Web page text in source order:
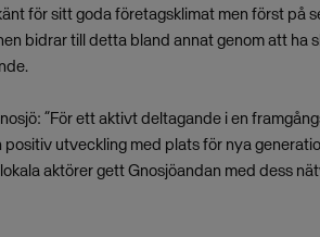
för sitt goda företagsklimat men först på
bidrar till detta bland annat genom att ha
”För ett aktivt deltagande i en
utveckling med plats för nya
aktörer gett Gnosjöandan med dess